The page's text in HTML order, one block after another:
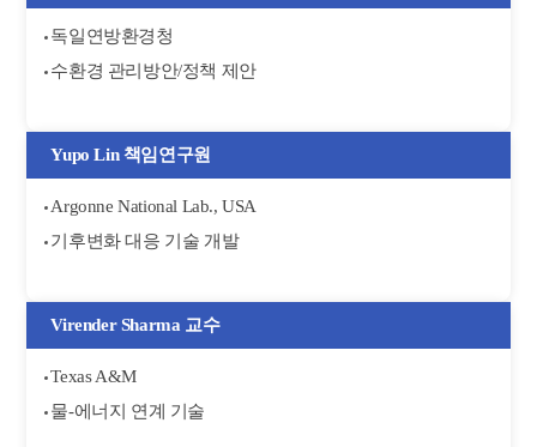
독일연방환경청
수환경 관리방안/정책 제안
Yupo Lin 책임연구원
Argonne National Lab., USA
기후변화 대응 기술 개발
Virender Sharma 교수
Texas A&M
물-에너지 연계 기술